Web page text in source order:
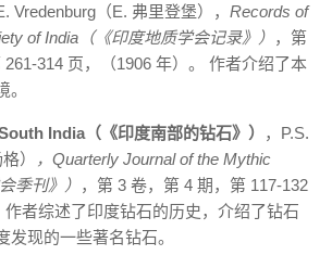
Vredenburg（E. 弗里登堡）， Records of
of India（《印度地质学会记录》） ，第
314 页，（1906 年）。 作者介绍了本
India（《印度南部的钻石》）
，P.S.
）
，Quarterly Journal of the Mythic
季刊》） ，第 3 卷，第 4 期，第 117-132
作者综述了印度钻石的历史，介绍了钻石
发现的一些著名钻石。